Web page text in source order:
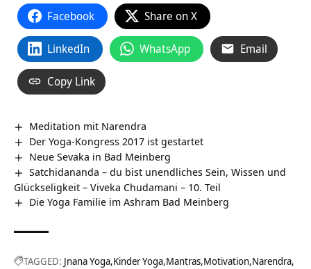
Facebook Share on X
LinkedIn WhatsApp Email
Copy Link
Meditation mit Narendra
Der Yoga-Kongress 2017 ist gestartet
Neue Sevaka in Bad Meinberg
Satchidananda – du bist unendliches Sein, Wissen und
Glückseligkeit – Viveka Chudamani – 10. Teil
Die Yoga Familie im Ashram Bad Meinberg
TAGGED: Jnana Yoga Kinder Yoga Mantras Motivation Narendra